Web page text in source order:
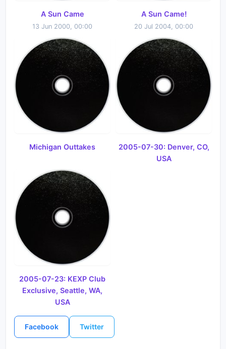
A Sun Came
13 Jun 2000, 00:00
A Sun Came!
20 Jul 2004, 00:00
Michigan Outtakes
2005-07-30: Denver, CO,
USA
2005-07-23: KEXP Club
Exclusive, Seattle, WA,
USA
Facebook Twitter